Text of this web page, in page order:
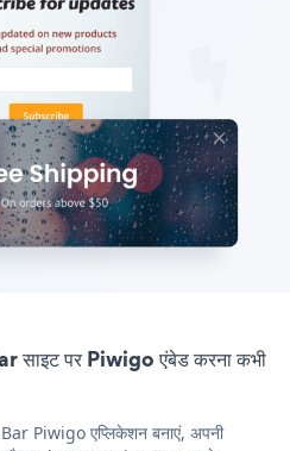
पर Piwigo एंबेड करना कभी
Piwigo एप्लिकेशन बनाएं, अपनी